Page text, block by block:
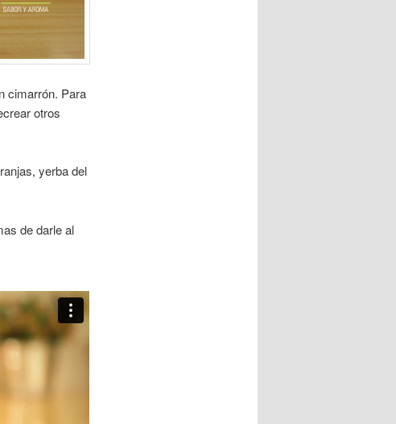
cimarrón. Para
otros
yerba del
de darle al